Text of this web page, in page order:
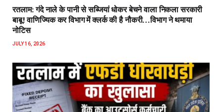
रतलाम: गंदे नाले के पानी से सब्जियां धोकर बेचने वाला निकला सरकारी
बाबू! वाणिज्यिक कर विभाग में क्लर्क की है नौकरी…विभाग ने थमाया
नोटिस
JULY 16, 2026